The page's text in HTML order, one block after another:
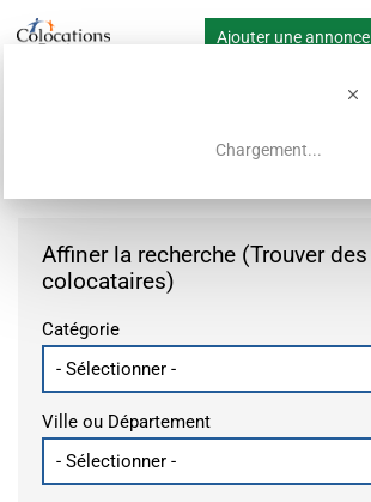
Chargement...
Ajouter une annonce
Affiner la recherche (Trouver des
colocataires)
Catégorie
Ville ou Département